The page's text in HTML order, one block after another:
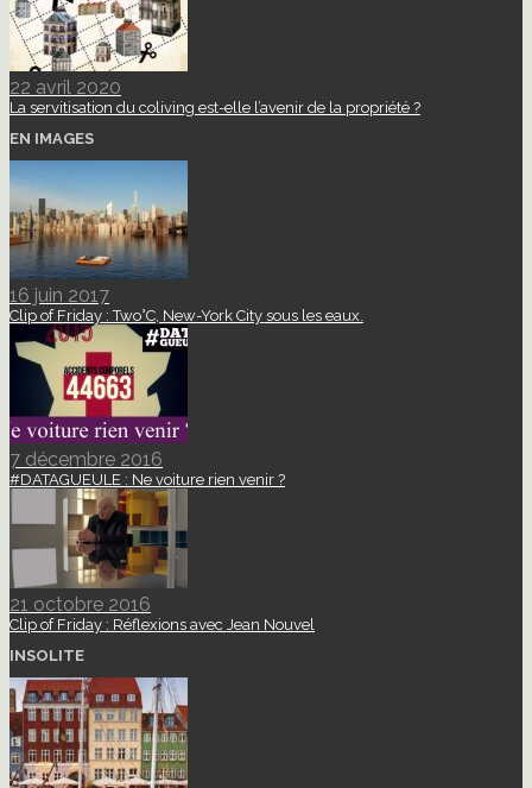
22 avril 2020
La servitisation du coliving est-elle l’avenir de la propriété ?
EN IMAGES
16 juin 2017
Clip of Friday : Two°C, New-York City sous les eaux.
7 décembre 2016
#DATAGUEULE : Ne voiture rien venir ?
21 octobre 2016
Clip of Friday : Réflexions avec Jean Nouvel
INSOLITE